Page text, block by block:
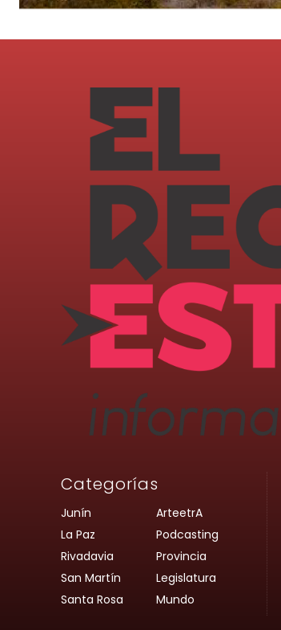
Categorías
Junín
La Paz
Rivadavia
San Martín
Santa Rosa
ArteetrA
Podcasting
Provincia
Legislatura
Mundo